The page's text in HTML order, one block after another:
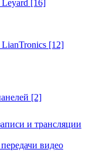
[16]
[12]
[2]
и трансляции
видео